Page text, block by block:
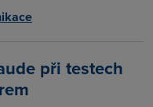
při testech